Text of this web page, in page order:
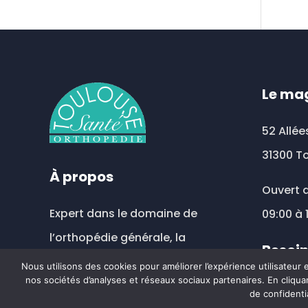
Les
sur
du
À propos
Expert dans le domaine de
l’orthopédie générale, la
compression veineuse et
prothèse mammaire externe.
Le
52
31300
Ouvert
09:00 à
Nous utilisons des cookies pour améliorer l’expérience
nos sociétés d’analyses et réseaux sociaux partenaires. En
de